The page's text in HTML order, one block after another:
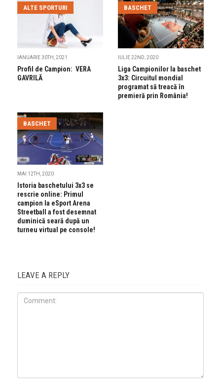
ALTE SPORTURI
IANUARIE 30TH, 2021
Profil de Campion: VERA
GAVRILĂ
BASCHET
IULIE 22ND, 2020
Liga Campionilor la baschet
3x3: Circuitul mondial
programat să treacă în
premieră prin România!
BASCHET
MAI 12TH, 2020
Istoria baschetului 3x3 se
rescrie online: Primul
campion la eSport Arena
Streetball a fost desemnat
duminică seară după un
turneu virtual pe console!
LEAVE A REPLY